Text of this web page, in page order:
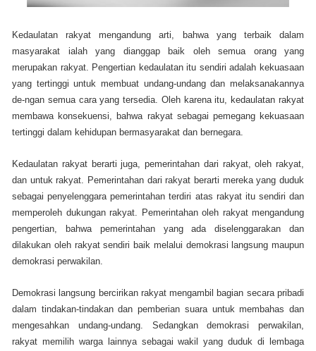
Kedaulatan rakyat mengandung arti, bahwa yang terbaik dalam
masyarakat ialah yang dianggap baik oleh semua orang yang
merupakan rakyat. Pengertian kedaulatan itu sendiri adalah kekuasaan
yang tertinggi untuk membuat undang-undang dan melaksanakannya
de-ngan semua cara yang tersedia. Oleh karena itu, kedaulatan rakyat
membawa konsekuensi, bahwa rakyat sebagai pemegang kekuasaan
tertinggi dalam kehidupan bermasyarakat dan bernegara.
Kedaulatan rakyat berarti juga, pemerintahan dari rakyat, oleh rakyat,
dan untuk rakyat. Pemerintahan dari rakyat berarti mereka yang duduk
sebagai penyelenggara pemerintahan terdiri atas rakyat itu sendiri dan
memperoleh dukungan rakyat. Pemerintahan oleh rakyat mengandung
pengertian, bahwa pemerintahan yang ada diselenggarakan dan
dilakukan oleh rakyat sendiri baik melalui demokrasi langsung maupun
demokrasi perwakilan.
Demokrasi langsung bercirikan rakyat mengambil bagian secara pribadi
dalam tindakan-tindakan dan pemberian suara untuk membahas dan
mengesahkan undang-undang. Sedangkan demokrasi perwakilan,
rakyat memilih warga lainnya sebagai wakil yang duduk di lembaga